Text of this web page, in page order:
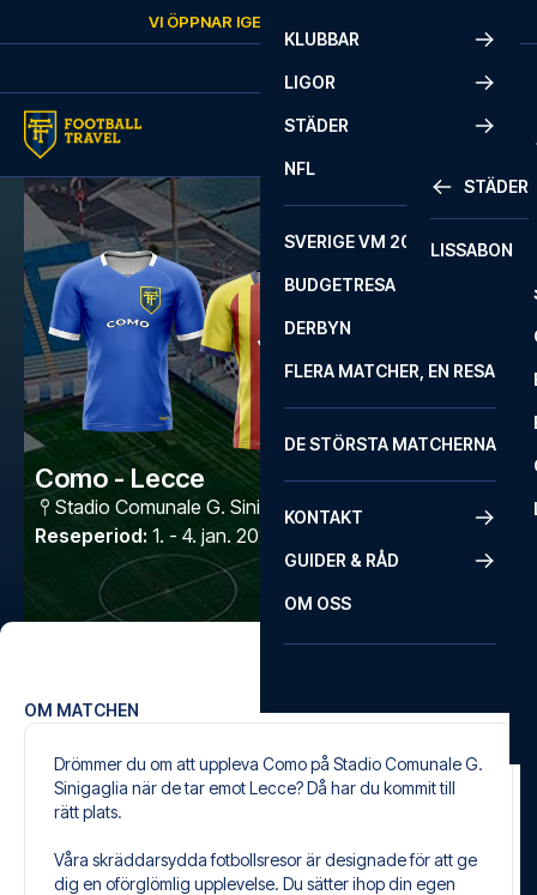
VI ÖPPNAR IGEN
KLUBBAR
LIGOR
STÄDER
STÄDER
LISSABON
NFL
SVERIGE VM 2026
BUDGETRESA
DERBYN
FLERA MATCHER, EN RESA
DE STÖRSTA MATCHERNA
KONTAKT
GUIDER & RÅD
OM OSS
Como - Lecce
Stadio Comunale G. Sinigaglia,Como
Reseperiod: 1. - 4. jan. 2027
OM MATCHEN
Drömmer du om att uppleva Como på Stadio Comunale G.
Sinigaglia när de tar emot Lecce? Då har du kommit till
rätt plats.
Våra skräddarsydda fotbollsresor är designade för att ge
dig en oförglömlig upplevelse. Du sätter ihop din egen